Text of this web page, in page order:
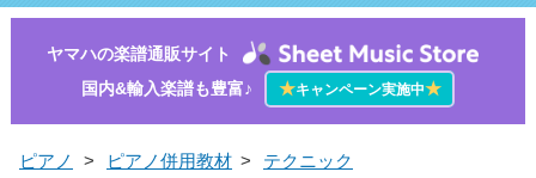
ヤマハの楽譜通販サイト
国内&輸入楽譜も豊富♪
★キャンペーン実施中★
ピアノ > ピアノ併用教材 >
テクニック